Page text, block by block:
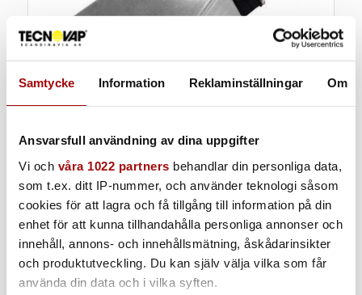
Samtycke Information Reklaminställningar Om
Ansvarsfull användning av dina uppgifter
Vi och våra 1022 partners behandlar din personliga data,
som t.ex. ditt IP-nummer, och använder teknologi såsom
cookies för att lagra och få tillgång till information på din
enhet för att kunna tillhandahålla personliga annonser och
innehåll, annons- och innehållsmätning, åskådarinsikter
och produktutveckling. Du kan själv välja vilka som får
använda din data och i vilka syften.
Möbelmunstycke
Rostfritt